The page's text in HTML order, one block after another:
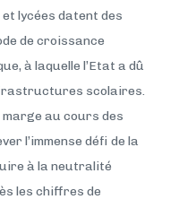
lycées datent des
de croissance
à laquelle l’Etat a dû
scolaires.
au cours des
l’immense défi de la
à la neutralité
les chiffres de